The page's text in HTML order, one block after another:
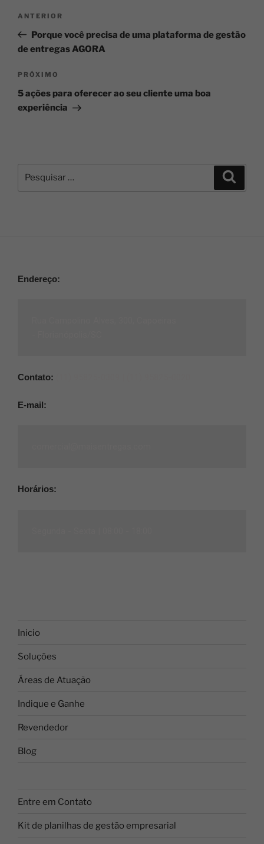
ANTERIOR
Porque você precisa de uma plataforma de gestão
de entregas AGORA
PRÓXIMO
5 ações para oferecer ao seu cliente uma boa
experiência
Endereço:
Contato:
E-mail:
Horários:
Inicio
Soluções
Áreas de Atuação
Indique e Ganhe
Revendedor
Blog
Entre em Contato
Kit de planilhas de gestão empresarial